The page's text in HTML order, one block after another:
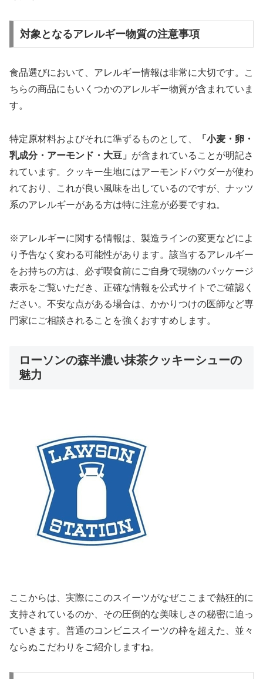
対象となるアレルギー物質の注意事項
食品選びにおいて、アレルギー情報は非常に大切です。こ
ちらの商品にもいくつかのアレルギー物質が含まれていま
す。
特定原材料およびそれに準ずるものとして、
「小麦・卵・
乳成分・アーモンド・大豆」 が含まれていることが明記さ
れています。クッキー生地にはアーモンドパウダーが使わ
れており、これが良い風味を出しているのですが、ナッツ
系のアレルギーがある方は特に注意が必要ですね。
※アレルギーに関する情報は、製造ラインの変更などによ
り予告なく変わる可能性があります。該当するアレルギー
をお持ちの方は、必ず喫食前にご自身で現物のパッケージ
表示をご覧いただき、正確な情報を公式サイトでご確認く
ださい。不安な点がある場合は、かかりつけの医師など専
門家にご相談されることを強くおすすめします。
ローソンの森半濃い抹茶クッキーシューの
魅力
ここからは、実際にこのスイーツがなぜここまで熱狂的に
支持されているのか、その圧倒的な美味しさの秘密に迫っ
ていきます。普通のコンビニスイーツの枠を超えた、並々
ならぬこだわりをご紹介しますね。